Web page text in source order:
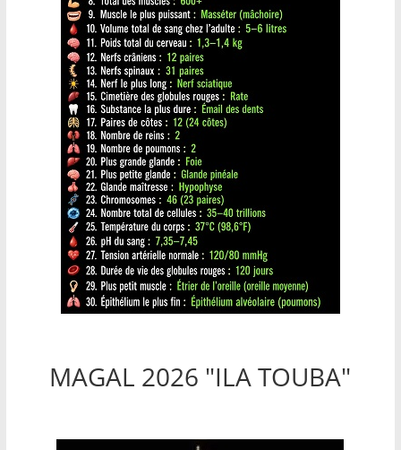
MAGAL 2026 "ILA TOUBA"